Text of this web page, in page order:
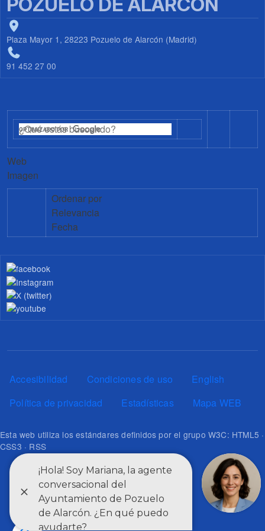
Plaza Mayor 1, 28223 Pozuelo de Alarcón (Madrid)
91 452 27 00
Web
Imagen
Ordenar por
Relevancia
Fecha
Pie de página
Accesibilidad Condiciones de uso
English
Política de privacidad
Estadísticas Mapa WEB
Esta web utiliza los estándares definidos por el grupo W3C: HTML5 ·
CSS3 · RSS